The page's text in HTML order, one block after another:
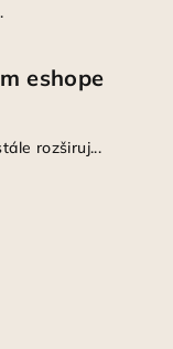
eshope
rozširuj...